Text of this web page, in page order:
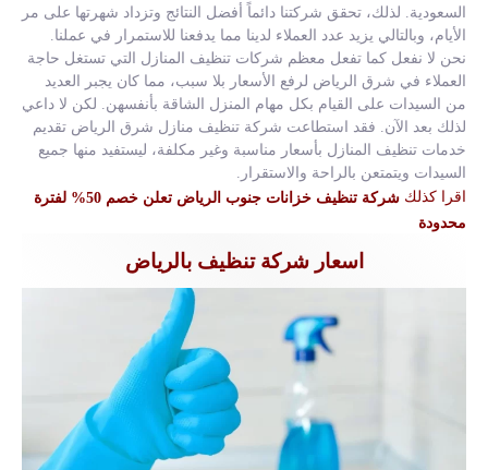
السعودية. لذلك، تحقق شركتنا دائماً أفضل النتائج وتزداد شهرتها على مر
الأيام، وبالتالي يزيد عدد العملاء لدينا مما يدفعنا للاستمرار في عملنا.
نحن لا نفعل كما تفعل معظم شركات تنظيف المنازل التي تستغل حاجة
العملاء في شرق الرياض لرفع الأسعار بلا سبب، مما كان يجبر العديد
من السيدات على القيام بكل مهام المنزل الشاقة بأنفسهن. لكن لا داعي
لذلك بعد الآن. فقد استطاعت شركة تنظيف منازل شرق الرياض تقديم
خدمات تنظيف المنازل بأسعار مناسبة وغير مكلفة، ليستفيد منها جميع
السيدات ويتمتعن بالراحة والاستقرار.
اقرا كذلك
شركة تنظيف خزانات جنوب الرياض تعلن خصم 50% لفترة
محدودة
اسعار شركة تنظيف بالرياض